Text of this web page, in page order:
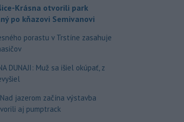
Krásna otvorili park
po kňazovi Semivanovi
porastu v Trstíne zasahuje
DUNAJI: Muž sa išiel okúpať, z
jazerom začína výstavba
aj pumptrack